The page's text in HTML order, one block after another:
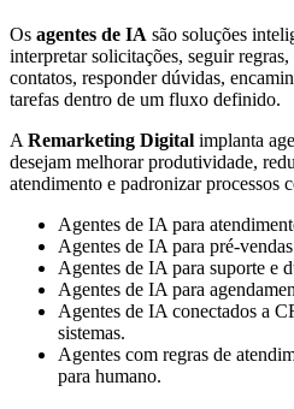
Os agentes de IA são soluções
interpretar solicitações, seguir
contatos, responder dúvidas,
tarefas dentro de um fluxo definido.
A Remarketing Digital implanta
desejam melhorar produtividade,
atendimento e padronizar processos
Agentes de IA para
Agentes de IA para pré-
Agentes de IA para suporte e
Agentes de IA para
Agentes de IA conectados a
sistemas.
Agentes com regras de
para humano.